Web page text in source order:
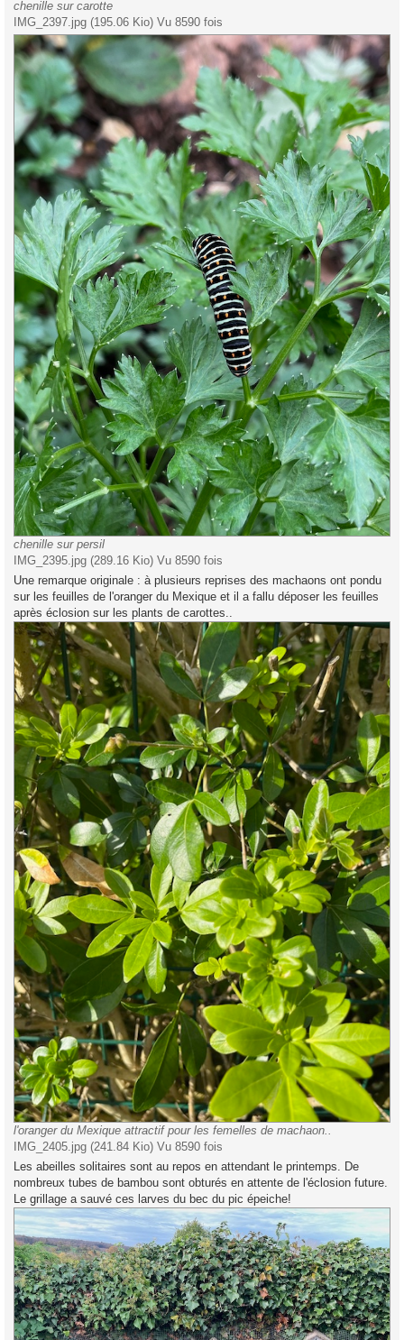
chenille sur carotte
IMG_2397.jpg (195.06 Kio) Vu 8590 fois
chenille sur persil
IMG_2395.jpg (289.16 Kio) Vu 8590 fois
Une remarque originale : à plusieurs reprises des machaons ont pondu
sur les feuilles de l'oranger du Mexique et il a fallu déposer les feuilles
après éclosion sur les plants de carottes..
l'oranger du Mexique attractif pour les femelles de machaon..
IMG_2405.jpg (241.84 Kio) Vu 8590 fois
Les abeilles solitaires sont au repos en attendant le printemps. De
nombreux tubes de bambou sont obturés en attente de l'éclosion future.
Le grillage a sauvé ces larves du bec du pic épeiche!